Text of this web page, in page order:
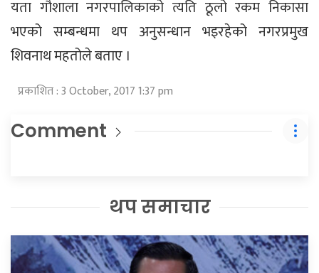
यता गौशाला नगरपालिकाको त्यति ठूलो रकम निकासा
भएको सम्बन्धमा थप अनुसन्धान भइरहेको नगरप्रमुख
शिवनाथ महतोले बताए ।
प्रकाशित : 3 October, 2017 1:37 pm
Comment
थप समाचार